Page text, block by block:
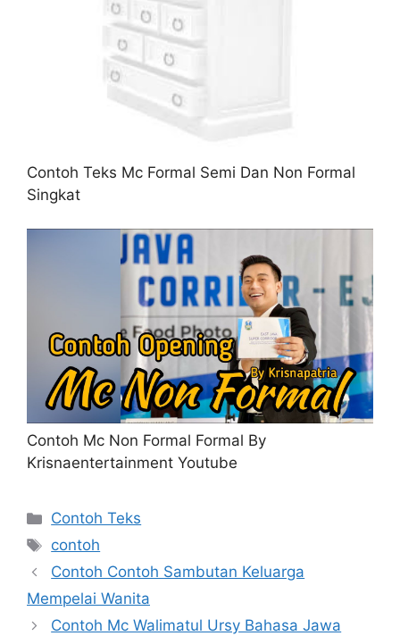
Contoh Teks Mc Formal Semi Dan Non Formal
Singkat
Contoh Mc Non Formal Formal By
Krisnaentertainment Youtube
Kategori
Contoh Teks
Tag
contoh
Contoh Contoh Sambutan Keluarga
Mempelai Wanita
Contoh Mc Walimatul Ursy Bahasa Jawa